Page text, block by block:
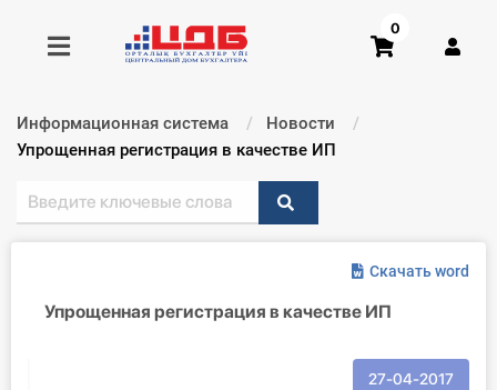
Получить консультацию
Купить доступ
Формы
0
Информационная система
Новости
Текущий:
Упрощенная регистрация в качестве ИП
Скачать word
Упрощенная регистрация в качестве ИП
27-04-2017